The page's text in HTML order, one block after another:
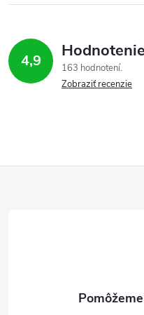
4,9
163 hodnotení
Zobraziť recenzie